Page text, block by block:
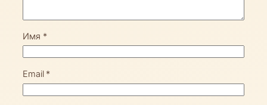
Имя *
Email *